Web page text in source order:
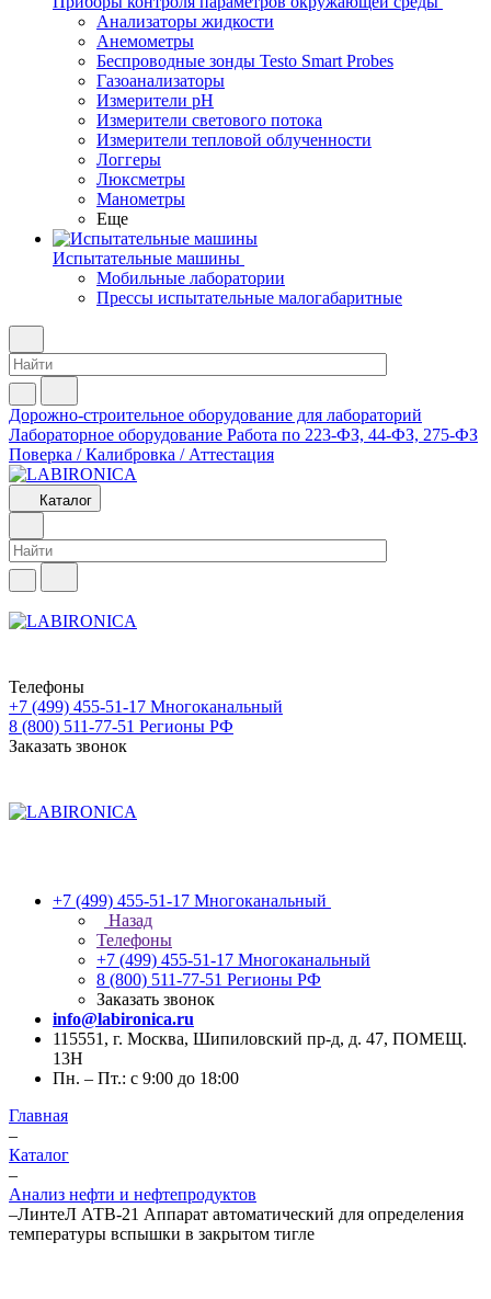
Анализаторы жидкости
Анемометры
Беспроводные зонды Testo Smart Probes
Газоанализаторы
Измерители pH
Измерители светового потока
Измерители тепловой облученности
Логгеры
Люксметры
Манометры
Еще
Испытательные машины
Мобильные лаборатории
Прессы испытательные малогабаритные
Дорожно-строительное оборудование для лабораторий
Лабораторное оборудование Работа по 223-ФЗ, 44-ФЗ, 275-ФЗ
Поверка / Калибровка / Аттестация
Каталог
Телефоны
+7 (499) 455-51-17 Многоканальный
8 (800) 511-77-51 Регионы РФ
Заказать звонок
+7 (499) 455-51-17 Многоканальный
Назад
Телефоны
+7 (499) 455-51-17 Многоканальный
8 (800) 511-77-51 Регионы РФ
Заказать звонок
info@labironica.ru
115551, г. Москва, Шипиловский пр-д, д. 47, ПОМЕЩ.
13Н
Пн. – Пт.: с 9:00 до 18:00
Главная
–
Каталог
–
Анализ нефти и нефтепродуктов
–ЛинтеЛ АТВ-21 Аппарат автоматический для определения
температуры вспышки в закрытом тигле